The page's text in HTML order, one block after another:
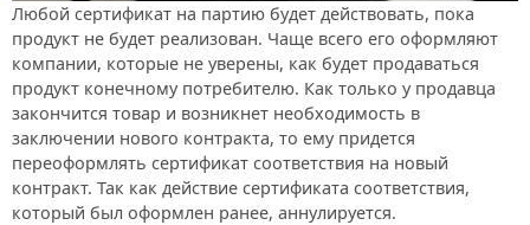
Любой сертификат на партию будет действовать, пока
продукт не будет реализован. Чаще всего его оформляют
компании, которые не уверены, как будет продаваться
продукт конечному потребителю. Как только у продавца
закончится товар и возникнет необходимость в
заключении нового контракта, то ему придется
переоформлять сертификат соответствия на новый
контракт. Так как действие сертификата соответствия,
который был оформлен ранее, аннулируется.